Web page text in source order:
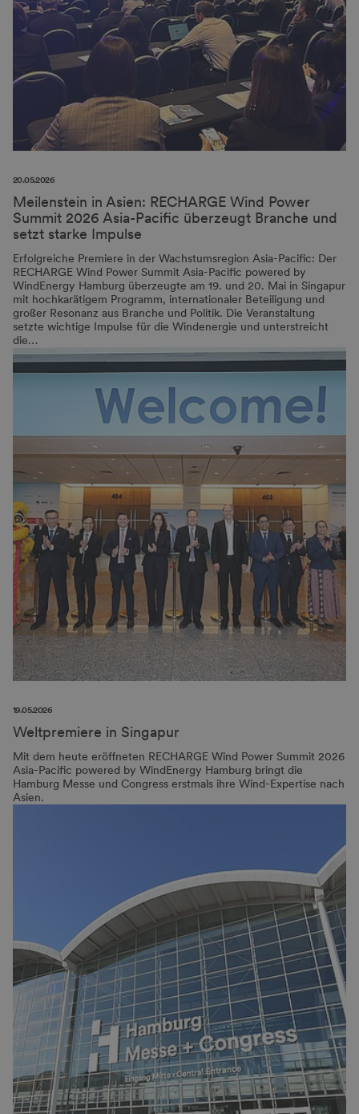
20.05.2026
Meilenstein in Asien: RECHARGE Wind Power
Summit 2026 Asia-Pacific überzeugt Branche und
setzt starke Impulse
Erfolgreiche Premiere in der Wachstumsregion Asia-Pacific: Der
RECHARGE Wind Power Summit Asia-Pacific powered by
WindEnergy Hamburg überzeugte am 19. und 20. Mai in Singapur
mit hochkarätigem Programm, internationaler Beteiligung und
großer Resonanz aus Branche und Politik. Die Veranstaltung
setzte wichtige Impulse für die Windenergie und unterstreicht
die…
19.05.2026
Weltpremiere in Singapur
Mit dem heute eröffneten RECHARGE Wind Power Summit 2026
Asia-Pacific powered by WindEnergy Hamburg bringt die
Hamburg Messe und Congress erstmals ihre Wind-Expertise nach
Asien.